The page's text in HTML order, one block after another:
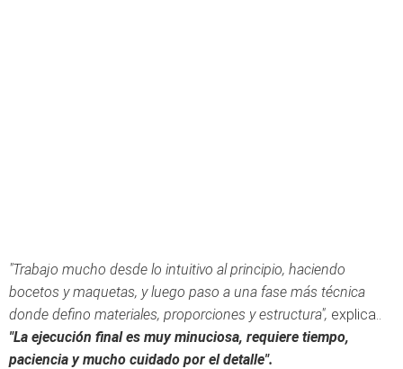
"Trabajo mucho desde lo intuitivo al principio, haciendo
bocetos y maquetas, y luego paso a una fase más técnica
donde defino materiales, proporciones y estructura", explica..
"La ejecución final es muy minuciosa, requiere tiempo,
paciencia y mucho cuidado por el detalle".